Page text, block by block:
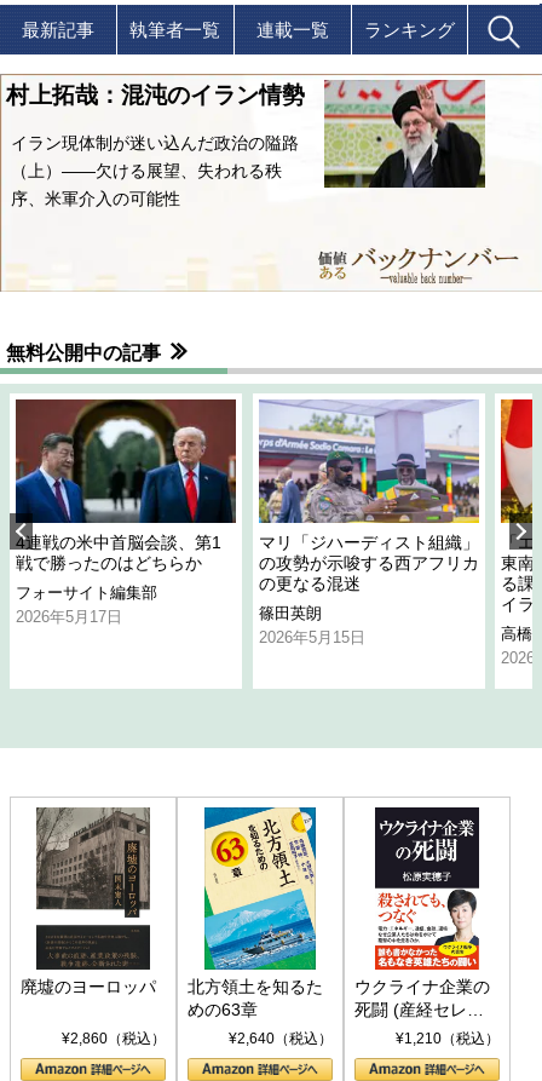
最新記事 執筆者一覧 連載一覧 ランキング
村上拓哉：混沌のイラン情勢
イラン現体制が迷い込んだ政治の隘路
（上）――欠ける展望、失われる秩
序、米軍介入の可能性
無料公開中の記事
4連戦の米中首脳会談、第1
戦で勝ったのはどちらか
フォーサイト編集部
2026年5月17日
マリ「ジハーディスト組織」
の攻勢が示唆する西アフリカ
の更なる混迷
篠田英朗
2026年5月15日
「
東南
る課
イラ
高橋
2026
廃墟のヨーロッパ
¥2,860（税込）
北方領土を知るた
めの63章
¥2,640（税込）
ウクライナ企業の
死闘 (産経セレク
ト S 039)¥1,210（税込）